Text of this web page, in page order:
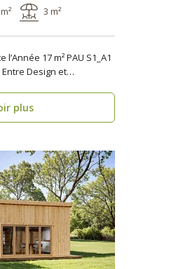
3 m²
17 m² PAU S1_A1
Design et
plus